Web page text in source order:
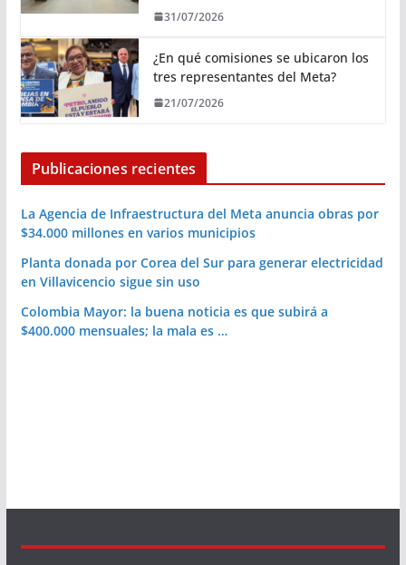
31/07/2026
¿En qué comisiones se ubicaron los
tres representantes del Meta?
21/07/2026
Publicaciones recientes
La Agencia de Infraestructura del Meta anuncia obras por
$34.000 millones en varios municipios
Planta donada por Corea del Sur para generar electricidad
en Villavicencio sigue sin uso
Colombia Mayor: la buena noticia es que subirá a
$400.000 mensuales; la mala es …